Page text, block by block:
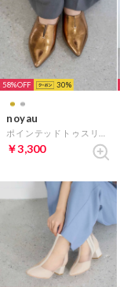
58% 30
noyau
￥3,300